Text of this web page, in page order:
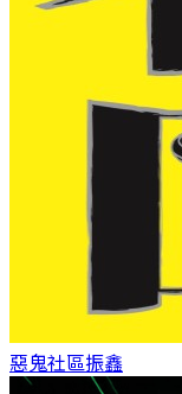
惡鬼社區振鑫